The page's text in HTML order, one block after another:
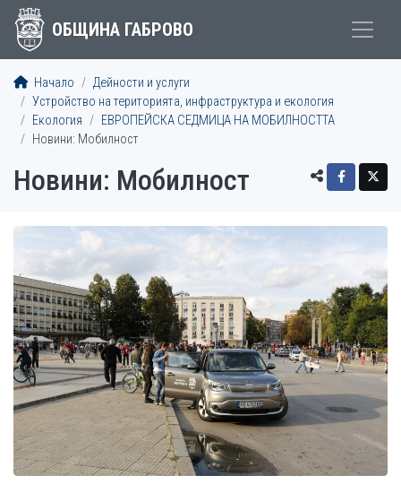
ОБЩИНА ГАБРОВО
Начало
Дейности и услуги
Устройство на територията, инфраструктура и екология
Екология
ЕВРОПЕЙСКА СЕДМИЦА НА МОБИЛНОСТТА
Новини: Мобилност
Новини: Мобилност
СТАТИИ